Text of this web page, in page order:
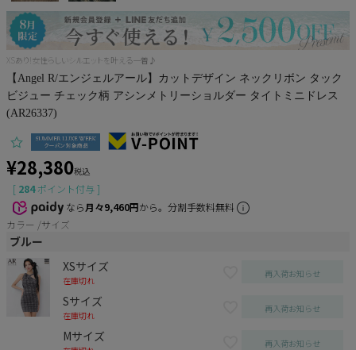
XSあり!女性らしいシルエットを叶える一着♪
【Angel R/エンジェルアール】カットデザイン ネックリボン タック
ビジュー チェック柄 アシンメトリーショルダー タイトミニドレス
(AR26337)
¥28,380税込
[ 284 ポイント付与 ]
なら月々9,460円から。分割手数料無料
カラー
サイズ
ブルー
XSサイズ
在庫切れ
再入荷お知らせ
Sサイズ
在庫切れ
再入荷お知らせ
Mサイズ 再入荷お知らせ